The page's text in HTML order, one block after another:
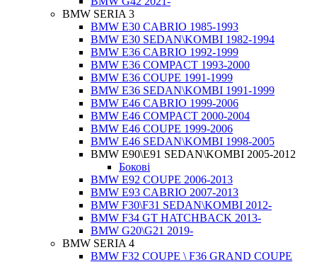
BMW SERIA 3
BMW E30 CABRIO 1985-1993
BMW E30 SEDAN\KOMBI 1982-1994
BMW E36 CABRIO 1992-1999
BMW E36 COMPACT 1993-2000
BMW E36 COUPE 1991-1999
BMW E36 SEDAN\KOMBI 1991-1999
BMW E46 CABRIO 1999-2006
BMW E46 COMPACT 2000-2004
BMW E46 COUPE 1999-2006
BMW E46 SEDAN\KOMBI 1998-2005
BMW E90\E91 SEDAN\KOMBI 2005-2012
Бокові
BMW E92 COUPE 2006-2013
BMW E93 CABRIO 2007-2013
BMW F30\F31 SEDAN\KOMBI 2012-
BMW F34 GT HATCHBACK 2013-
BMW G20\G21 2019-
BMW SERIA 4
BMW F32 COUPE \ F36 GRAND COUPE